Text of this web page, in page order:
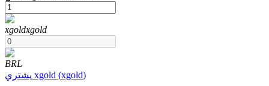
xgoldxgold
BRL
يشتري xgold (xgold)